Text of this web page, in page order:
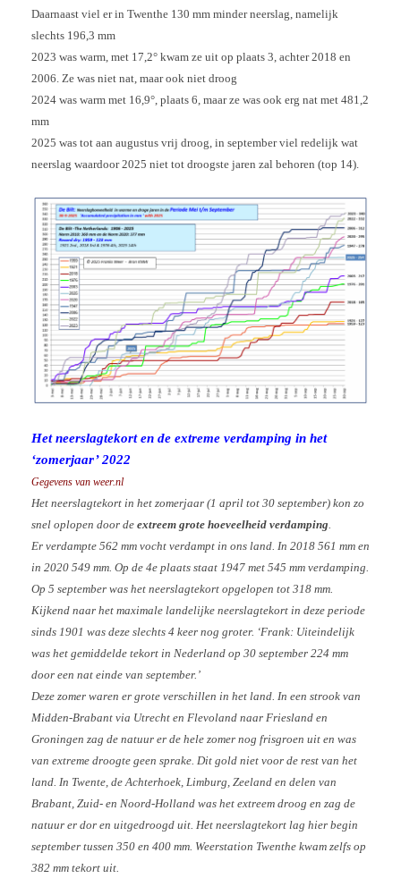
Daarnaast viel er in Twenthe 130 mm minder neerslag, namelijk
slechts 196,3 mm
2023 was warm, met 17,2° kwam ze uit op plaats 3, achter 2018 en
2006. Ze was niet nat, maar ook niet droog
2024 was warm met 16,9°, plaats 6, maar ze was ook erg nat met 481,2
mm
2025 was tot aan augustus vrij droog, in september viel redelijk wat
neerslag waardoor 2025 niet tot droogste jaren zal behoren (top 14).
Het neerslagtekort en de extreme verdamping in het
‘zomerjaar’ 2022
Gegevens van weer.nl
Het neerslagtekort in het zomerjaar (1 april tot 30 september) kon zo
snel oplopen door de extreem grote hoeveelheid verdamping.
Er verdampte 562 mm vocht verdampt in ons land. In 2018 561 mm en
in 2020 549 mm. Op de 4e plaats staat 1947 met 545 mm verdamping.
Op 5 september was het neerslagtekort opgelopen tot 318 mm.
Kijkend naar het maximale landelijke neerslagtekort in deze periode
sinds 1901 was deze slechts 4 keer nog groter. ‘Frank: Uiteindelijk
was het gemiddelde tekort in Nederland op 30 september 224 mm
door een nat einde van september.’
Deze zomer waren er grote verschillen in het land. In een strook van
Midden-Brabant via Utrecht en Flevoland naar Friesland en
Groningen zag de natuur er de hele zomer nog frisgroen uit en was
van extreme droogte geen sprake. Dit gold niet voor de rest van het
land. In Twente, de Achterhoek, Limburg, Zeeland en delen van
Brabant, Zuid- en Noord-Holland was het extreem droog en zag de
natuur er dor en uitgedroogd uit. Het neerslagtekort lag hier begin
september tussen 350 en 400 mm. Weerstation Twenthe kwam zelfs op
382 mm tekort uit.